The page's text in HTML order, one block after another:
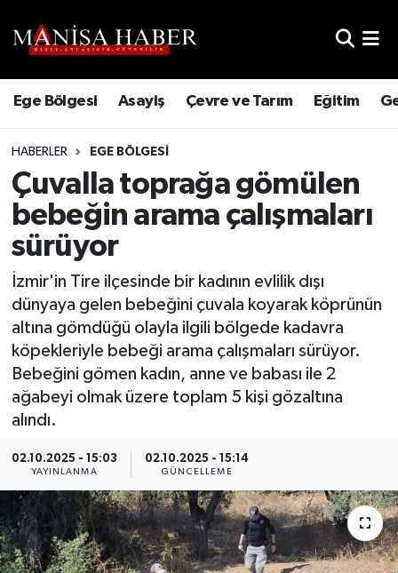
Ege Bölgesi Asayiş Çevre ve Tarım Eğitim
HABERLER EGE BÖLGESI
Çuvalla toprağa gömülen
bebeğin arama çalışmaları
sürüyor
İzmir'in Tire ilçesinde bir kadının evlilik dışı
dünyaya gelen bebeğini çuvala koyarak köprünün
altına gömdüğü olayla ilgili bölgede kadavra
köpekleriyle bebeği arama çalışmaları sürüyor.
Bebeğini gömen kadın, anne ve babası ile 2
ağabeyi olmak üzere toplam 5 kişi gözaltına
alındı.
02.10.2025 - 15:03
YAYINLANMA
02.10.2025 - 15:14
GÜNCELLEME
Trafik Durumu
Süper Lig Puan Durumu ve Fikstür
Tüm Manşetler
Son Dakika Haberleri
Haber Arşivi